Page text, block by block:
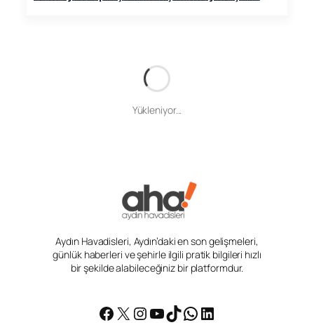
Yükleniyor...
Aydın Havadisleri, Aydın’daki en son gelişmeleri,
günlük haberleri ve şehirle ilgili pratik bilgileri hızlı
bir şekilde alabileceğiniz bir platformdur.
Facebook
X Instagram
YouTube
TikTok
WhatsApp
LinkedIn